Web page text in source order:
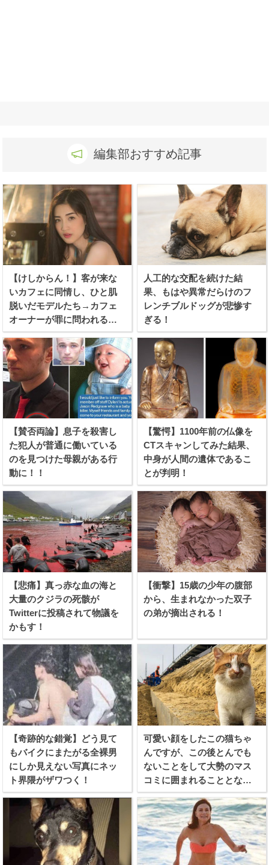
編集部おすすめ記事
【けしからん！】客が来な
いカフェに同情し、ひと肌
脱いだモデルたち→カフェ
オーナーが罪に問われる事
態に！
人工的な交配を続けた結
果、もはや異常だらけのフ
レンチブルドッグが悲惨す
ぎる！
【賛否両論】息子を殺害し
た犯人が普通に働いている
のを見つけた母親がある行
動に！！
【驚愕】1100年前の仏像を
CTスキャンしてみた結果、
中身が人間の遺体であるこ
とが判明！
【悲痛】真っ赤な血の海と
大量のクジラの死骸が
Twitterに投稿されて物議を
かもす！
【衝撃】15歳の少年の腹部
から、生まれなかった双子
の弟が摘出される！
【奇跡的な錯覚】どう見て
もバイクにまたがる全裸男
にしか見えない写真にネッ
ト界隈がザワつく！
可愛い顔をしたこの猫ちゃ
んですが、この後とんでも
ないことをして大勢のマス
コミに囲まれることとなり
ます